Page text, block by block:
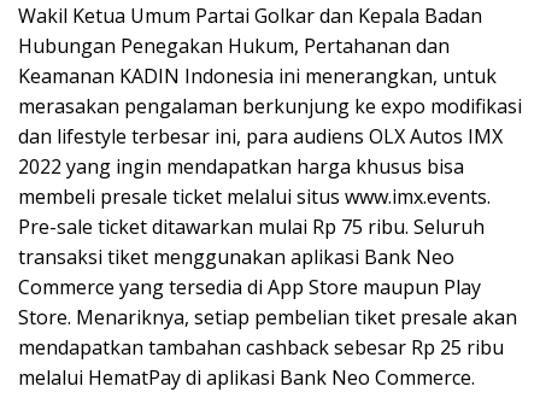
Wakil Ketua Umum Partai Golkar dan Kepala Badan
Hubungan Penegakan Hukum, Pertahanan dan
Keamanan KADIN Indonesia ini menerangkan, untuk
merasakan pengalaman berkunjung ke expo modifikasi
dan lifestyle terbesar ini, para audiens OLX Autos IMX
2022 yang ingin mendapatkan harga khusus bisa
membeli presale ticket melalui situs www.imx.events.
Pre-sale ticket ditawarkan mulai Rp 75 ribu. Seluruh
transaksi tiket menggunakan aplikasi Bank Neo
Commerce yang tersedia di App Store maupun Play
Store. Menariknya, setiap pembelian tiket presale akan
mendapatkan tambahan cashback sebesar Rp 25 ribu
melalui HematPay di aplikasi Bank Neo Commerce.